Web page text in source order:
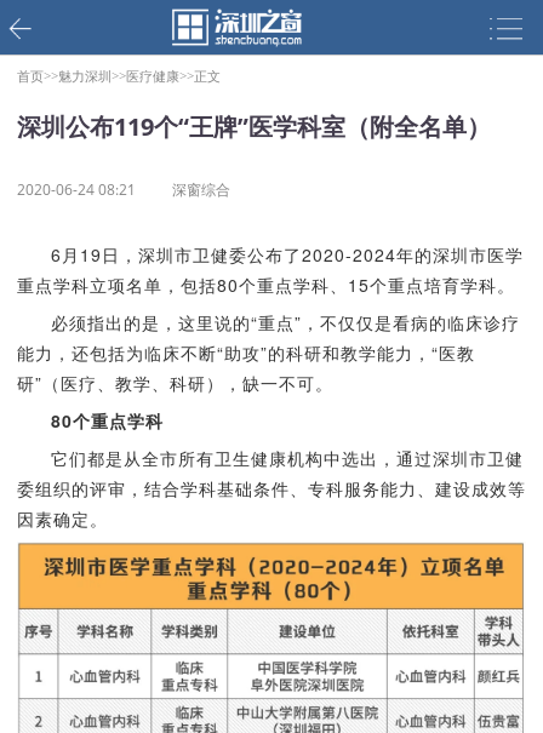
首页>>魅力深圳>>医疗健康>>正文
深圳公布119个“王牌”医学科室（附全名单）
2020-06-24 08:21 深窗综合
6月19日，深圳市卫健委公布了2020-2024年的深圳市医学
重点学科立项名单，包括80个重点学科、15个重点培育学科。
必须指出的是，这里说的“重点”，不仅仅是看病的临床诊疗
能力，还包括为临床不断“助攻”的科研和教学能力，“医教
研”（医疗、教学、科研），缺一不可。
80个重点学科
它们都是从全市所有卫生健康机构中选出，通过深圳市卫健
委组织的评审，结合学科基础条件、专科服务能力、建设成效等
因素确定。